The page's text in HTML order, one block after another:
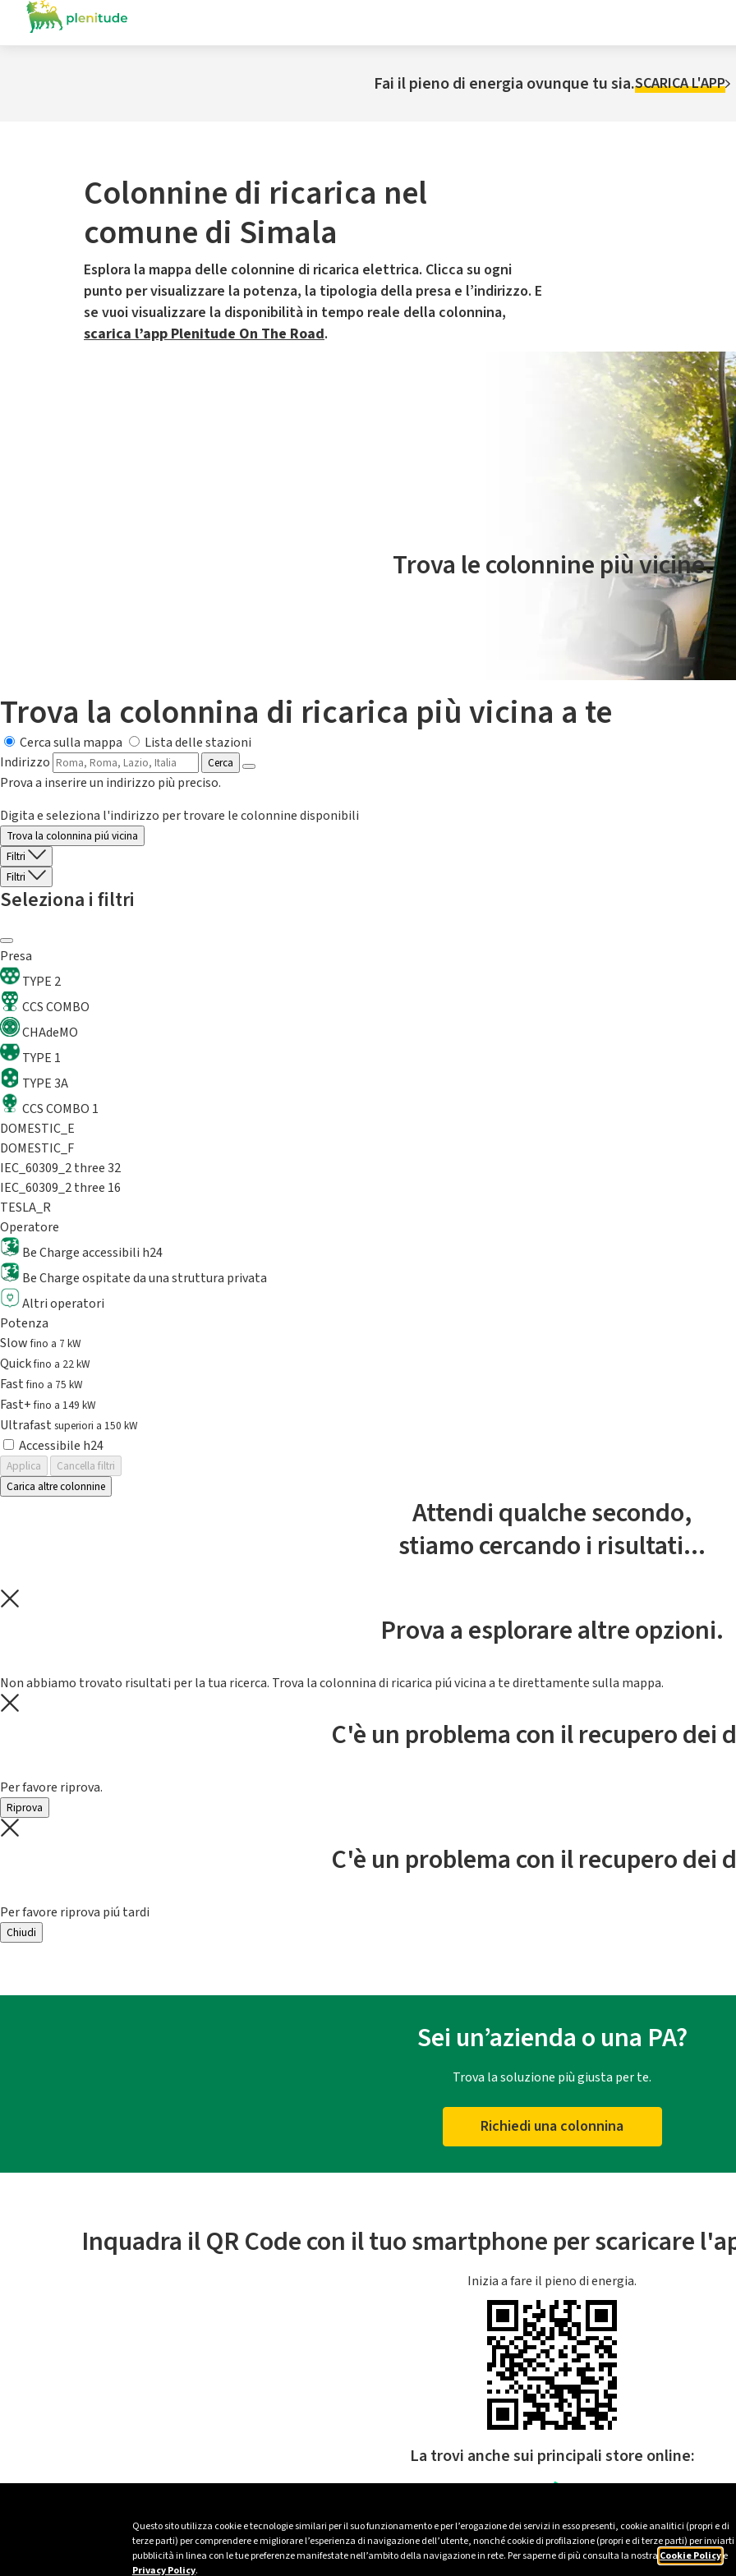
Questo sito utilizza cookie e tecnologie similari per il suo funzionamento e per l’erogazione dei servizi in esso presenti, cookie analitici (propri e di
terze parti) per comprendere e migliorare l’esperienza di navigazione dell’utente, nonché cookie di profilazione (propri e di terze parti) per inviarti
pubblicità in linea con le tue preferenze manifestate nell’ambito della navigazione in rete. Per saperne di più consulta la nostra Cookie Policye
Privacy Policy.
Fai il pieno di energia ovunque tu sia.SCARICA L'APP
Colonnine di ricarica nel
comune di Simala
Esplora la mappa delle colonnine di ricarica elettrica. Clicca su ogni
punto per visualizzare la potenza, la tipologia della presa e l’indirizzo. E
se vuoi visualizzare la disponibilità in tempo reale della colonnina,
scarica l’app Plenitude On The Road.
Il servizio di mobilità elettrica è gestito da Plenitude On The Road
Trova le colonnine più vicine.
Trova la colonnina di ricarica più vicina a te
Cerca sulla mappa
Lista delle stazioni
Indirizzo
Cerca
Prova a inserire un indirizzo più preciso.
Digita e seleziona l'indirizzo per trovare le colonnine disponibili
Trova la colonnina piú vicina
Filtri
Filtri
Seleziona i filtri
Presa
TYPE 2
CCS COMBO
CHAdeMO
TYPE 1
TYPE 3A
CCS COMBO 1
DOMESTIC_E
DOMESTIC_F
IEC_60309_2 three 32
IEC_60309_2 three 16
TESLA_R
Operatore
Be Charge accessibili h24
Be Charge ospitate da una struttura privata
Altri operatori
Potenza
Slowfino a 7 kW
Quickfino a 22 kW
Fastfino a 75 kW
Fast+fino a 149 kW
Ultrafast superiori a 150 kW
Accessibile h24
Applica
Cancella filtri
Carica altre colonnine
Attendi qualche secondo,
stiamo cercando i risultati...
Prova a esplorare altre opzioni.
Non abbiamo trovato risultati per la tua ricerca. Trova la colonnina di ricarica piú vicina a te direttamente sulla mappa.
C'è un problema con il recupero dei
Per favore riprova.
Riprova
C'è un problema con il recupero dei
Per favore riprova piú tardi
Chiudi
Sei un’azienda o una PA?
Trova la soluzione più giusta per te.
Richiedi una colonnina
Inquadra il QR Code con il tuo smartphone per scaricare
Inizia a fare il pieno di energia.
La trovi anche sui principali store online: